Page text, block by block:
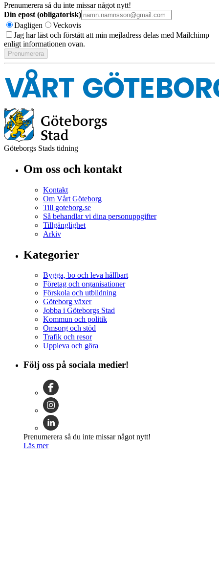
Prenumerera så du inte missar något nytt!
Din epost (obligatorisk)
Dagligen
Veckovis
Jag har läst och förstått att min mejladress delas med Mailchimp
enligt informationen ovan.
Göteborgs Stads tidning
Om oss och kontakt
Kontakt
Om Vårt Göteborg
Till goteborg.se
Så behandlar vi dina personuppgifter
Tillgänglighet
Arkiv
Kategorier
Bygga, bo och leva hållbart
Företag och organisationer
Förskola och utbildning
Göteborg växer
Jobba i Göteborgs Stad
Kommun och politik
Omsorg och stöd
Trafik och resor
Uppleva och göra
Följ oss på sociala medier!
Prenumerera så du inte missar något nytt!
Läs mer